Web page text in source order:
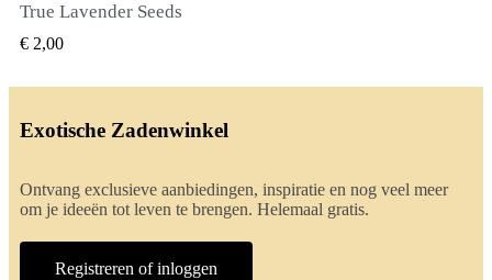
True Lavender Seeds
€ 2,00
Exotische Zadenwinkel
Ontvang exclusieve aanbiedingen, inspiratie en nog veel meer
om je ideeën tot leven te brengen. Helemaal gratis.
Registreren of inloggen